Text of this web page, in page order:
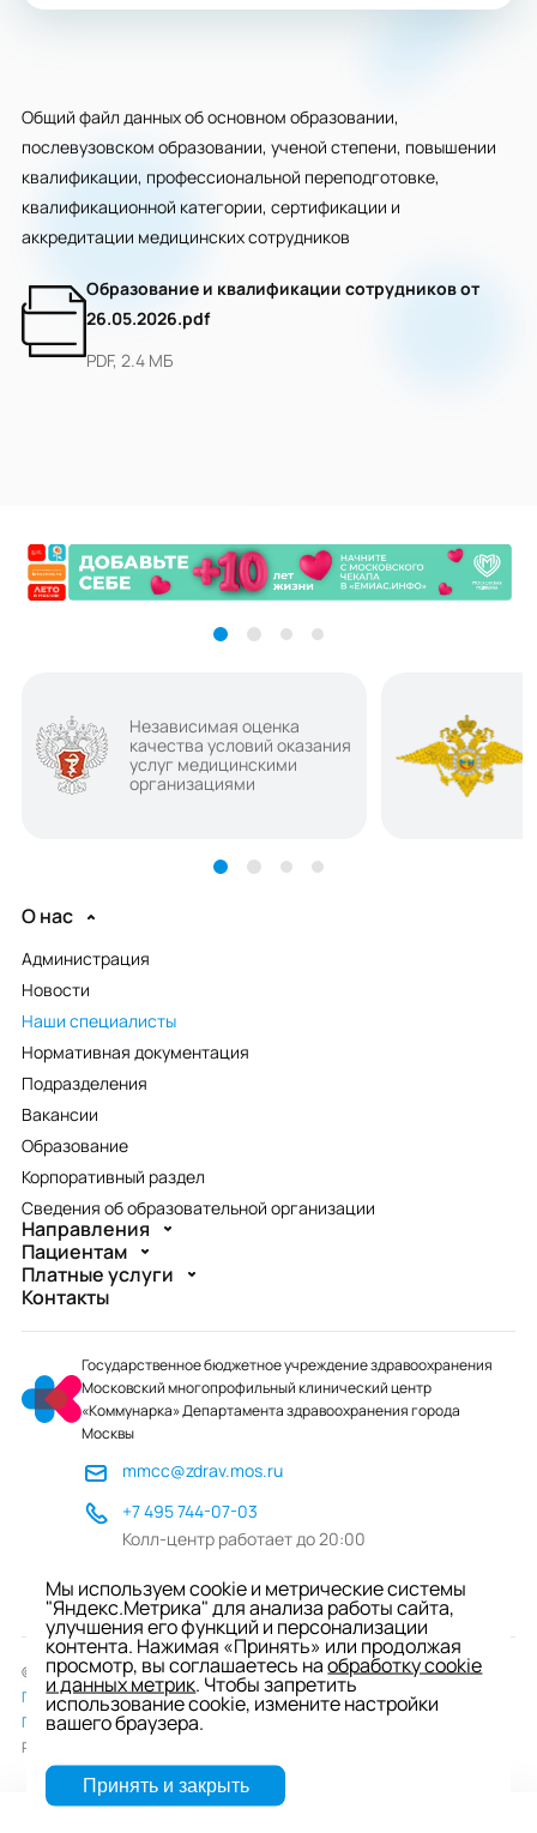
Общий файл данных об основном образовании,
послевузовском образовании, ученой степени, повышении
квалификации, профессиональной переподготовке,
квалификационной категории, сертификации и
аккредитации медицинских сотрудников
Образование и квалификации сотрудников от
26.05.2026.pdf
PDF, 2.4 МБ
Независимая оценка
качества условий оказания
услуг медицинскими
организациями
О нас
Администрация
Новости
Наши специалисты
Нормативная документация
Подразделения
Вакансии
Образование
Корпоративный раздел
Сведения об образовательной организации
Направления
Пациентам
Платные услуги
Контакты
Государственное бюджетное учреждение здравоохранения
Московский многопрофильный клинический центр
«Коммунарка» Департамента здравоохранения города
Москвы
mmcc@zdrav.mos.ru
+7 495 744-07-03
Колл-центр работает до 20:00
ул. Сосенский Стан, д. 8, п. Коммунарка
вн.тер.г. поселение Сосенское, Москва
© 2026 ГБУЗ «ММКЦ «Коммунарка» ДЗМ»
Пользовательское соглашение
Политика обработки персональных данных
Разработка сайта —
Мы используем cookie и метрические системы
"Яндекс.Метрика" для анализа работы сайта,
улучшения его функций и персонализации
контента. Нажимая «Принять» или продолжая
просмотр, вы соглашаетесь наобработку cookie
и данных метрик. Чтобы запретить
использование cookie, измените настройки
вашего браузера.
Принять и закрыть